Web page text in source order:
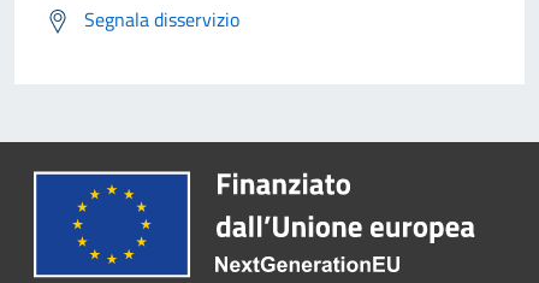
Segnala disservizio